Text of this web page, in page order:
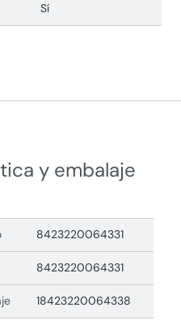
Sí
y embalaje
8423220064331
8423220064331
18423220064338